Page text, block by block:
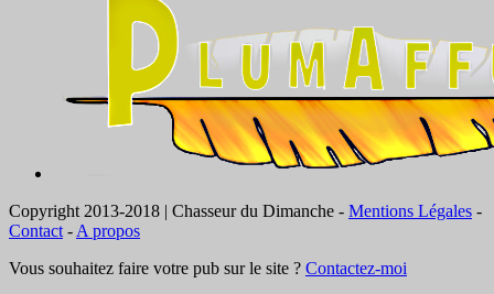
Copyright 2013-2018 | Chasseur du Dimanche - Mentions Légales -
Contact - A propos
Vous souhaitez faire votre pub sur le site ? Contactez-moi